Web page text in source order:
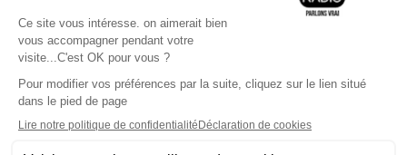
L'application Iphone / Android
Téléchargez l'application
Les cookies